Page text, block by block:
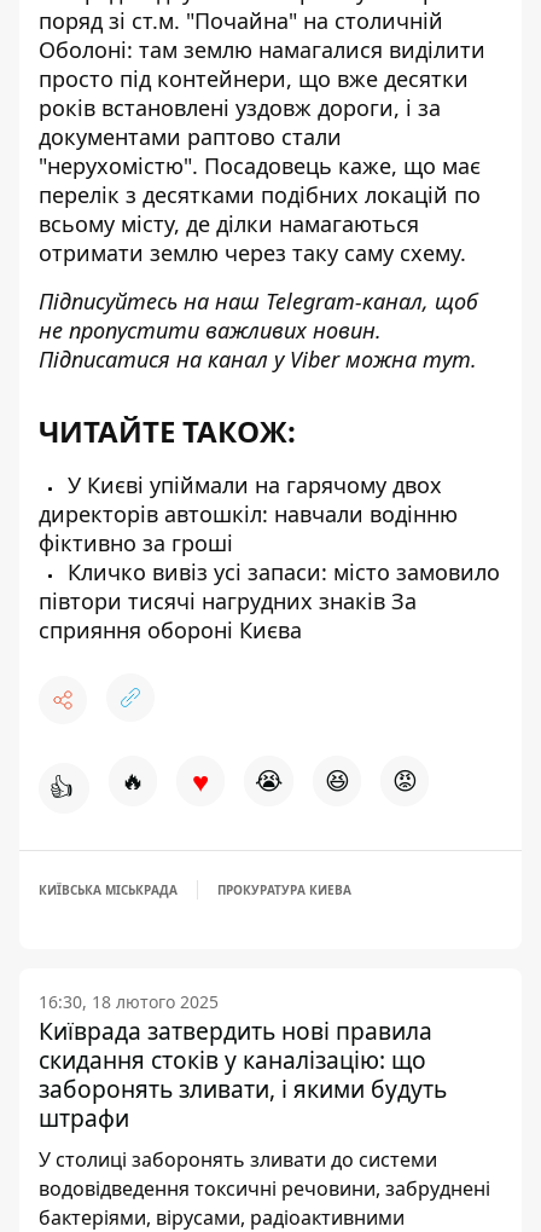
поряд зі ст.м. "Почайна" на столичній
Оболоні: там землю намагалися виділити
просто під контейнери, що вже десятки
років встановлені уздовж дороги, і за
документами раптово стали
"нерухомістю". Посадовець каже, що має
перелік з десятками подібних локацій по
всьому місту, де ділки намагаються
отримати землю через таку саму схему.
Підписуйтесь на наш Telegram-канал, щоб
не пропустити важливих новин.
Підписатися на канал у Viber можна тут.
ЧИТАЙТЕ ТАКОЖ:
У Києві упіймали на гарячому двох
директорів автошкіл: навчали водінню
фіктивно за гроші
Кличко вивіз усі запаси: місто замовило
півтори тисячі нагрудних знаків За
сприяння обороні Києва
👍 🔥 ♥ 😭 😆 😡
КИЇВСЬКА МІСЬКРАДА ПРОКУРАТУРА КИЕВА
16:30, 18 лютого 2025
Київрада затвердить нові правила
скидання стоків у каналізацію: що
заборонять зливати, і якими будуть
штрафи
У столиці заборонять зливати до системи
водовідведення токсичні речовини, забруднені
бактеріями, вірусами, радіоактивними